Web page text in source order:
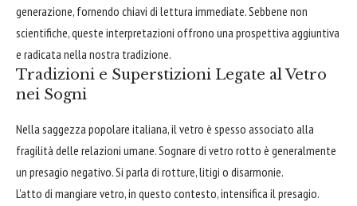
generazione, fornendo chiavi di lettura immediate. Sebbene non
scientifiche, queste interpretazioni offrono una prospettiva aggiuntiva
e radicata nella nostra tradizione.
Tradizioni e Superstizioni Legate al Vetro
nei Sogni
Nella saggezza popolare italiana, il vetro è spesso associato alla
fragilità delle relazioni umane. Sognare di vetro rotto è generalmente
un presagio negativo. Si parla di rotture, litigi o disarmonie.
L'atto di mangiare vetro, in questo contesto, intensifica il presagio.